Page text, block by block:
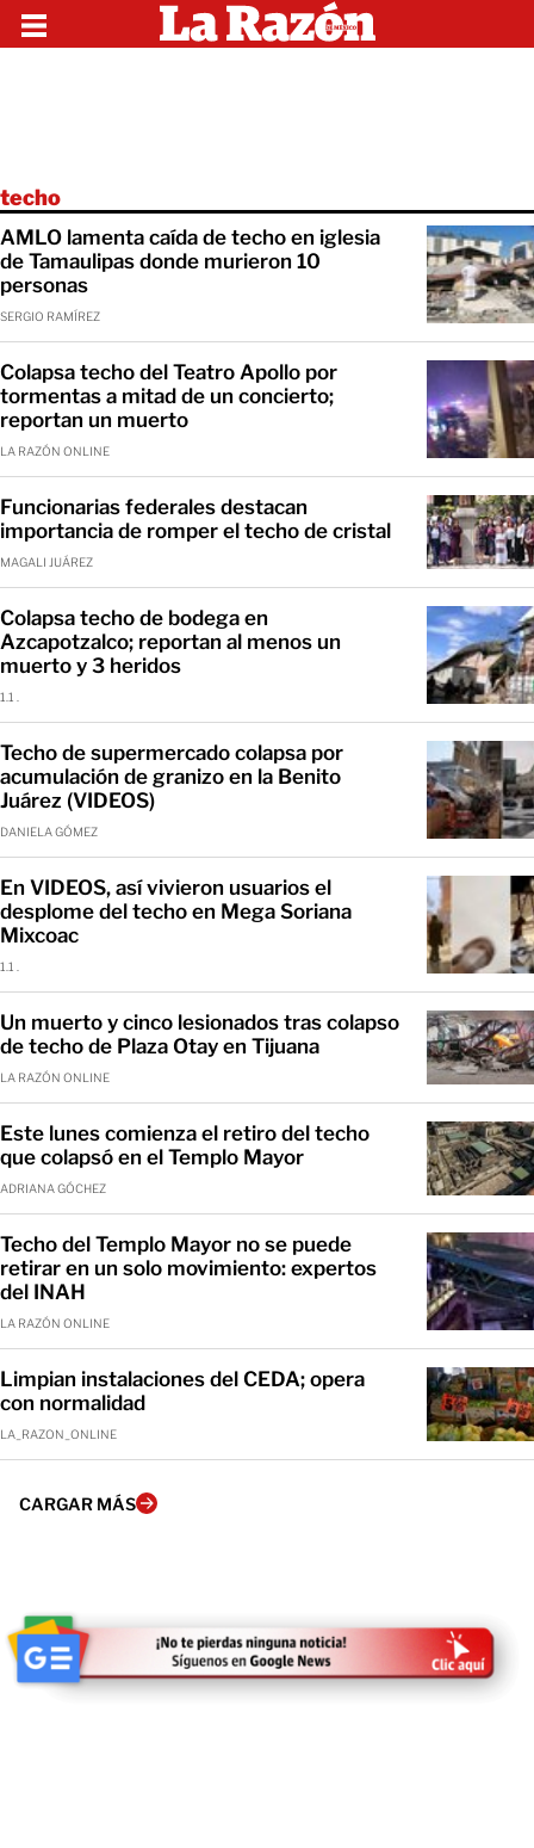
techo
AMLO lamenta caída de techo en iglesia
de Tamaulipas donde murieron 10
personas
SERGIO RAMÍREZ
Colapsa techo del Teatro Apollo por
tormentas a mitad de un concierto;
reportan un muerto
LA RAZÓN ONLINE
Funcionarias federales destacan
importancia de romper el techo de cristal
MAGALI JUÁREZ
Colapsa techo de bodega en
Azcapotzalco; reportan al menos un
muerto y 3 heridos
1.1 .
Techo de supermercado colapsa por
acumulación de granizo en la Benito
Juárez (VIDEOS)
DANIELA GÓMEZ
En VIDEOS, así vivieron usuarios el
desplome del techo en Mega Soriana
Mixcoac
1.1 .
Un muerto y cinco lesionados tras colapso
de techo de Plaza Otay en Tijuana
LA RAZÓN ONLINE
Este lunes comienza el retiro del techo
que colapsó en el Templo Mayor
ADRIANA GÓCHEZ
Techo del Templo Mayor no se puede
retirar en un solo movimiento: expertos
del INAH
LA RAZÓN ONLINE
Limpian instalaciones del CEDA; opera
con normalidad
LA_RAZON_ONLINE
CARGAR MÁS